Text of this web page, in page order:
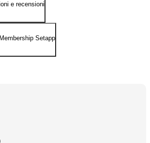
e recensioni
Setapp